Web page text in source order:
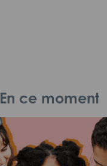
En ce moment